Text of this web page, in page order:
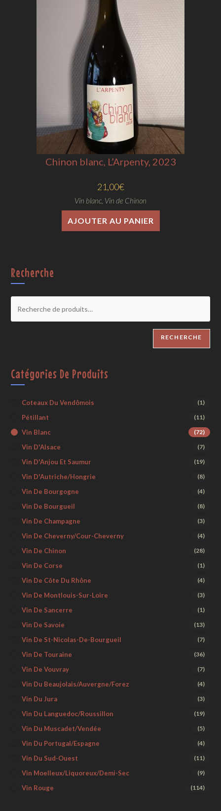
Chinon blanc, L’Arpenty, 2023
21,00€
Vin blanc Vin de Chinon
AJOUTER AU PANIER
Recherche
RECHERCHE
Catégories De Produits
Coteaux Du Vendômois (1)
Pétillant (11)
Vin Blanc (72)
Vin D'Alsace (7)
Vin D'Anjou Et Saumur (19)
Vin D'Autriche/Hongrie (8)
Vin De Bourgogne (4)
Vin De Bourgueil (8)
Vin De Champagne (3)
Vin De Cheverny/Cour-Cheverny (4)
Vin De Chinon (28)
Vin De Corse (1)
Vin De Côte Du Rhône (4)
Vin De Montlouis-Sur-Loire (3)
Vin De Sancerre (1)
Vin De Savoie (13)
Vin De St-Nicolas-De-Bourgueil (7)
Vin De Touraine (36)
Vin De Vouvray (7)
Vin Du Beaujolais/Auvergne/Forez (4)
Vin Du Jura (3)
Vin Du Languedoc/Roussillon (19)
Vin Du Muscadet/Vendée (5)
Vin Du Portugal/Espagne (4)
Vin Du Sud-Ouest (11)
Vin Moelleux/liquoreux/demi-Sec (9)
Vin Rouge (114)